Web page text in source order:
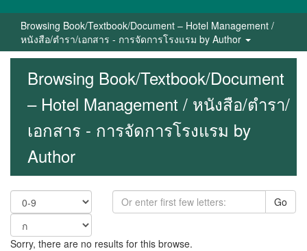
Browsing Book/Textbook/Document – Hotel Management /
หนังสือ/ตำรา/เอกสาร - การจัดการโรงแรม by Author
Browsing Book/Textbook/Document
– Hotel Management / หนังสือ/ตำรา/
เอกสาร - การจัดการโรงแรม by
Author
Go
Sorry, there are no results for this browse.